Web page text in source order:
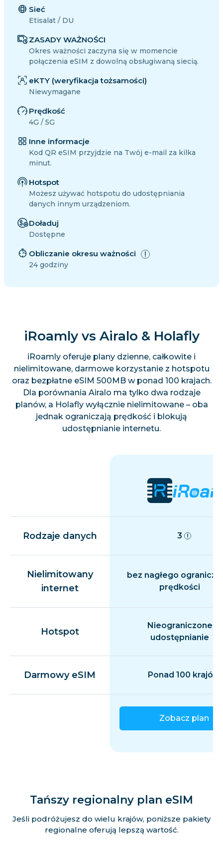
Sieć
Etisalat / DU
ZASADY WAŻNOŚCI
Okres ważności zaczyna się w momencie
połączenia eSIM z dowolną obsługiwaną siecią.
eKTY (weryfikacja tożsamości)
Niewymagane
Prędkość
4G / 5G
Inne informacje
Kod QR eSIM przyjdzie na Twój e-mail za kilka
minut.
Hotspot
Możesz używać hotspotu do udostępniania
danych innym urządzeniom.
Doładuj
Dostępne
Obliczanie okresu ważności
24 godziny
iRoamly vs Airalo & Holafly
iRoamly oferuje plany dzienne, całkowite i
nielimitowane, darmowe korzystanie z hotspotu
oraz bezpłatne eSIM 500MB w ponad 100 krajach.
Dla porównania Airalo ma tylko dwa rodzaje
planów, a Holafly wyłącznie nielimitowane – oba
jednak ograniczają prędkość i blokują
udostępnianie internetu.
Rodzaje danych 3
Nielimitowany
internet
bez nagłego
prędkości
Hotspot
Nieograniczone
udostępnianie
Darmowy eSIM Ponad 100 krajów
Zobacz plan
Tańszy regionalny plan eSIM
Jeśli podróżujesz do wielu krajów, poniższe pakiety
regionalne oferują lepszą wartość.